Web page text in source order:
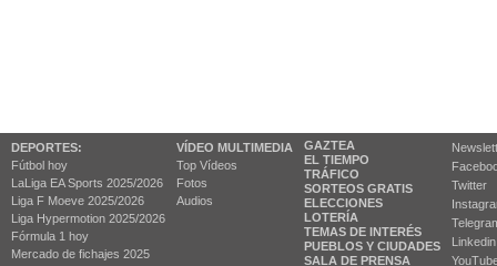
DEPORTES:
Fútbol hoy
LaLiga EA Sports 2025/2026
Liga F Moeve 2025/2026
Liga Hypermotion 2025/2026
Fórmula 1 hoy
Mercado de fichajes 2025
VÍDEO MULTIMEDIA
Top Vídeos
Fotos
Audios
GAZTEA
EL TIEMPO
TRÁFICO
SORTEOS GRATIS
ELECCIONES
LOTERÍA
TEMAS DE INTERÉS
PUEBLOS Y CIUDADES
SALA DE PRENSA
Twitter
Linkedin